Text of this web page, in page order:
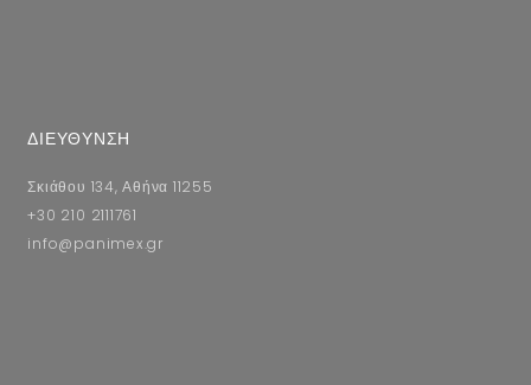
ΔΙΕΥΘΥΝΣΗ
Σκιάθου 134, Αθήνα 11255
+30 210 2111761
info@panimex.gr